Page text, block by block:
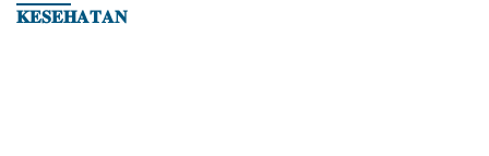
𝐊𝐄𝐒𝐄𝐇𝐀𝐓𝐀𝐍